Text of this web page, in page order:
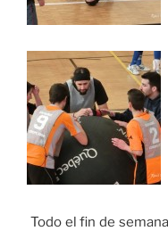
Todo el fin de